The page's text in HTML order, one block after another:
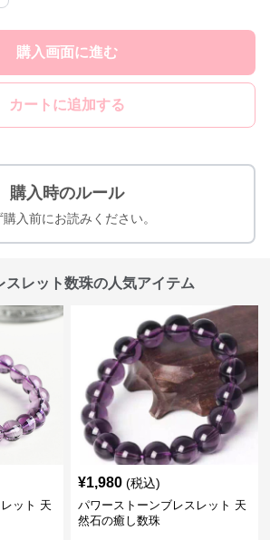
購入画面に進む
カートに追加する
購入時のルール
購入前にお読みください。
スレット数珠の人気アイテム
ット 天
¥1,980 (税込)
パワーストーンブレスレット 天
然石の癒し数珠